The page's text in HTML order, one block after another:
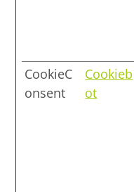
CookieC
onsent
Cookieb
ot